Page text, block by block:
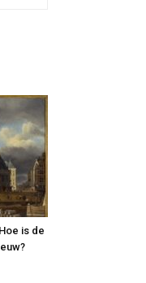
is de